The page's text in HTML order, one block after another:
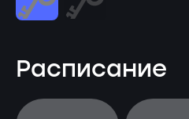
Расписание